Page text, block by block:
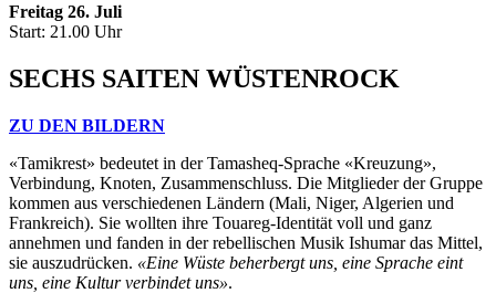
Freitag 26. Juli
Start: 21.00 Uhr
SECHS SAITEN WÜSTENROCK
ZU DEN BILDERN
«Tamikrest» bedeutet in der Tamasheq-Sprache «Kreuzung»,
Verbindung, Knoten, Zusammenschluss. Die Mitglieder der Gruppe
kommen aus verschiedenen Ländern (Mali, Niger, Algerien und
Frankreich). Sie wollten ihre Touareg-Identität voll und ganz
annehmen und fanden in der rebellischen Musik Ishumar das Mittel,
sie auszudrücken. «Eine Wüste beherbergt uns, eine Sprache eint
uns, eine Kultur verbindet uns».